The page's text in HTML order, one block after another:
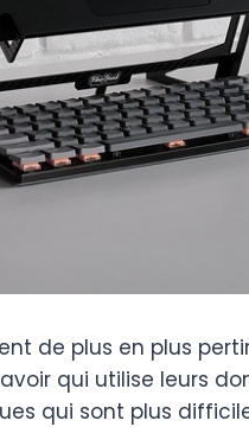
de plus en plus
qui utilise leurs
qui sont plus